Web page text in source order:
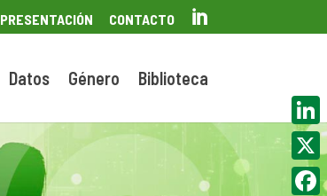
PRESENTACIÓN CONTACTO 
Datos Género Biblioteca
X